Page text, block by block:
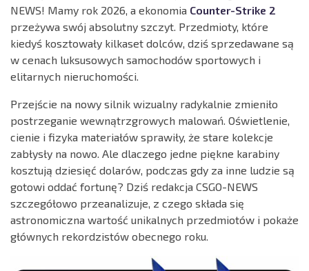
NEWS! Mamy rok 2026, a ekonomia Counter-Strike 2
przeżywa swój absolutny szczyt. Przedmioty, które
kiedyś kosztowały kilkaset dolców, dziś sprzedawane są
w cenach luksusowych samochodów sportowych i
elitarnych nieruchomości.
Przejście na nowy silnik wizualny radykalnie zmieniło
postrzeganie wewnątrzgrowych malowań. Oświetlenie,
cienie i fizyka materiałów sprawiły, że stare kolekcje
zabłysły na nowo. Ale dlaczego jedne piękne karabiny
kosztują dziesięć dolarów, podczas gdy za inne ludzie są
gotowi oddać fortunę? Dziś redakcja CSGO-NEWS
szczegółowo przeanalizuje, z czego składa się
astronomiczna wartość unikalnych przedmiotów i pokaże
głównych rekordzistów obecnego roku.